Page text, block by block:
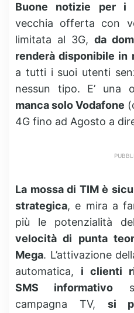
Buone notizie per i
vecchia offerta con
limitata al 3G, da
renderà disponibile in
a tutti i suoi utenti
nessun tipo. E’ una
manca solo Vodafone
4G fino ad Agosto a
La mossa di TIM è
strategica, e mira a
più le potenzialità
velocità di punta
Mega. L’attivazione
automatica, i clienti
SMS informativo
campagna TV, si